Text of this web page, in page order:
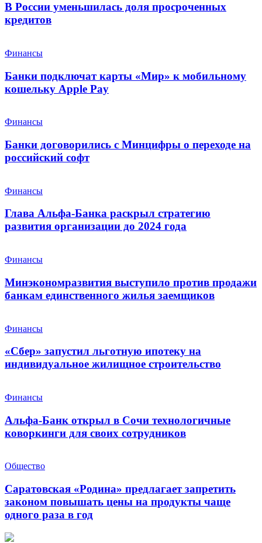
В России уменьшилась доля просроченных
кредитов
Финансы
Банки подключат карты «Мир» к мобильному
кошельку Apple Pay
Финансы
Банки договорились с Минцифры о переходе на
российский софт
Финансы
Глава Альфа-Банка раскрыл стратегию
развития организации до 2024 года
Финансы
Минэкономразвития выступило против продажи
банкам единственного жилья заемщиков
Финансы
«Сбер» запустил льготную ипотеку на
индивидуальное жилищное строительство
Финансы
Альфа-Банк открыл в Сочи технологичные
коворкинги для своих сотрудников
Общество
Саратовская «Родина» предлагает запретить
законом повышать цены на продукты чаще
одного раза в год